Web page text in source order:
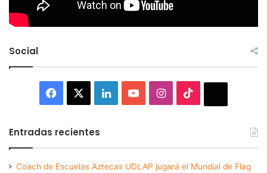
Social
Facebook LinkedInYouTubeInstagram
Entradas recientes
Coach de Escuelas Aztecas UDLAP jugará el Mundial de Flag